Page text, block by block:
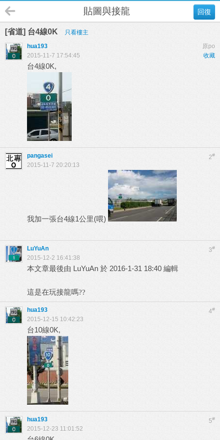
回復
貼圖與接龍
[省道] 台4線0K
只看樓主
原po
hua193
收藏
2015-11-7 17:54:45
台4線0K,
2#
pangasei
2015-11-7 20:20:13
我加一張台4線1公里(喂)
3#
LuYuAn
2015-12-2 16:41:38
本文章最後由 LuYuAn 於 2016-1-31 18:40 編輯
這是在玩接龍嗎??
4#
hua193
2015-12-15 10:42:23
台10線0K,
5#
hua193
2015-12-23 11:01:52